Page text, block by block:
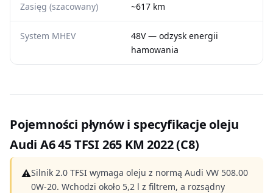
Zasięg (szacowany) ~617 km
System MHEV
48V — odzysk energii
hamowania
Pojemności płynów i specyfikacje oleju
Audi A6 45 TFSI 265 KM 2022 (C8)
⚠Silnik 2.0 TFSI wymaga oleju z normą Audi VW 508.00
0W-20. Wchodzi około 5,2 l z filtrem, a rozsądny